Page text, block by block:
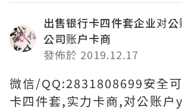
出售银行卡四件套企业对公
公司账户卡商
發佈於 2019.12.17
微信/QQ:2831808699安全
卡四件套,实力卡商,对公账户